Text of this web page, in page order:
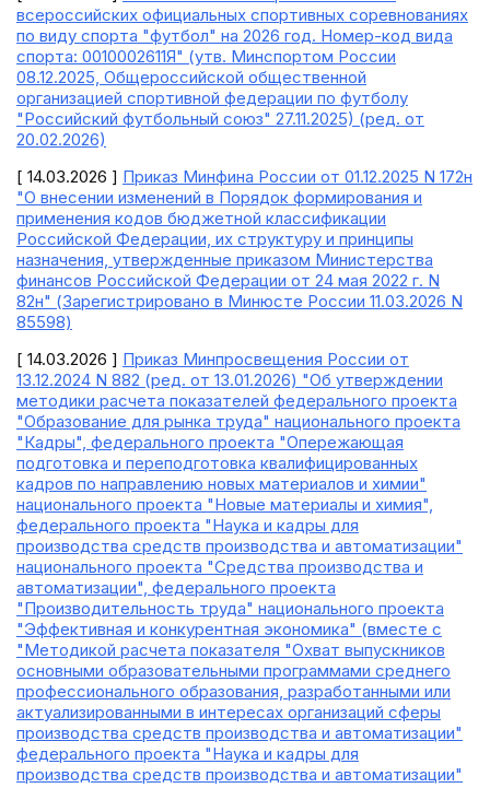
всероссийских официальных спортивных соревнованиях
по виду спорта "футбол" на 2026 год. Номер-код вида
спорта: 0010002611Я" (утв. Минспортом России
08.12.2025, Общероссийской общественной
организацией спортивной федерации по футболу
"Российский футбольный союз" 27.11.2025) (ред. от
20.02.2026)
[ 14.03.2026 ] Приказ Минфина России от 01.12.2025 N 172н
"О внесении изменений в Порядок формирования и
применения кодов бюджетной классификации
Российской Федерации, их структуру и принципы
назначения, утвержденные приказом Министерства
финансов Российской Федерации от 24 мая 2022 г. N
82н" (Зарегистрировано в Минюсте России 11.03.2026 N
85598)
[ 14.03.2026 ] Приказ Минпросвещения России от
13.12.2024 N 882 (ред. от 13.01.2026) "Об утверждении
методики расчета показателей федерального проекта
"Образование для рынка труда" национального проекта
"Кадры", федерального проекта "Опережающая
подготовка и переподготовка квалифицированных
кадров по направлению новых материалов и химии"
национального проекта "Новые материалы и химия",
федерального проекта "Наука и кадры для
производства средств производства и автоматизации"
национального проекта "Средства производства и
автоматизации", федерального проекта
"Производительность труда" национального проекта
"Эффективная и конкурентная экономика" (вместе с
"Методикой расчета показателя "Охват выпускников
основными образовательными программами среднего
профессионального образования, разработанными или
актуализированными в интересах организаций сферы
производства средств производства и автоматизации"
федерального проекта "Наука и кадры для
производства средств производства и автоматизации"